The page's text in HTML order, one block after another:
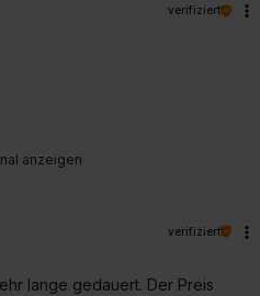
anzeigen
verifiziert
verifiziert
lange gedauert. Der Preis